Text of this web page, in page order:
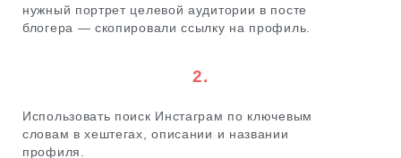
нужный портрет целевой аудитории в посте
блогера — скопировали ссылку на профиль.
2.
Использовать поиск Инстаграм по ключевым
словам в хештегах, описании и названии
профиля.